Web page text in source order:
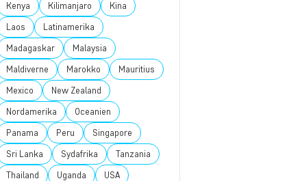
Kenya Kilimanjaro Kina
Laos Latinamerika
Madagaskar Malaysia
Maldiverne Marokko Mauritius
Mexico New Zealand
Nordamerika Oceanien
Panama Peru Singapore
Sri Lanka Sydafrika Tanzania
Thailand Uganda USA